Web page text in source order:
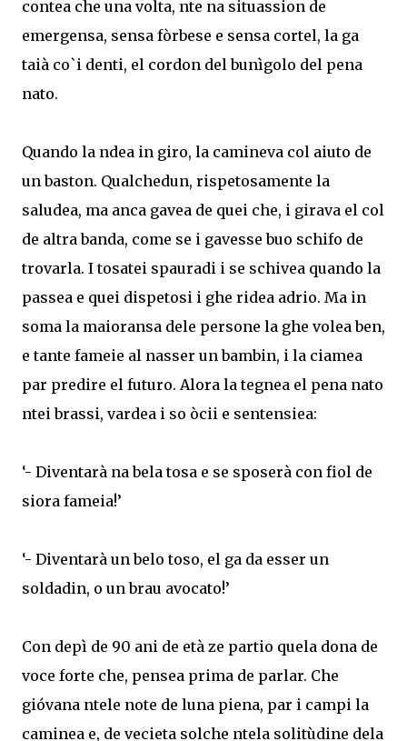
contea che una volta, nte na situassion de
emergensa, sensa fòrbese e sensa cortel, la ga
taià co`i denti, el cordon del bunìgolo del pena
nato.
Quando la ndea in giro, la camineva col aiuto de
un baston. Qualchedun, rispetosamente la
saludea, ma anca gavea de quei che, i girava el col
de altra banda, come se i gavesse buo schifo de
trovarla. I tosatei spauradi i se schivea quando la
passea e quei dispetosi i ghe ridea adrio. Ma in
soma la maioransa dele persone la ghe volea ben,
e tante fameie al nasser un bambin, i la ciamea
par predire el futuro. Alora la tegnea el pena nato
ntei brassi, vardea i so òcii e sentensiea:
‘- Diventarà na bela tosa e se sposerà con fiol de
siora fameia!’
‘- Diventarà un belo toso, el ga da esser un
soldadin, o un brau avocato!’
Con depì de 90 ani de età ze partio quela dona de
voce forte che, pensea prima de parlar. Che
gióvana ntele note de luna piena, par i campi la
caminea e, de vecieta solche ntela solitùdine dela